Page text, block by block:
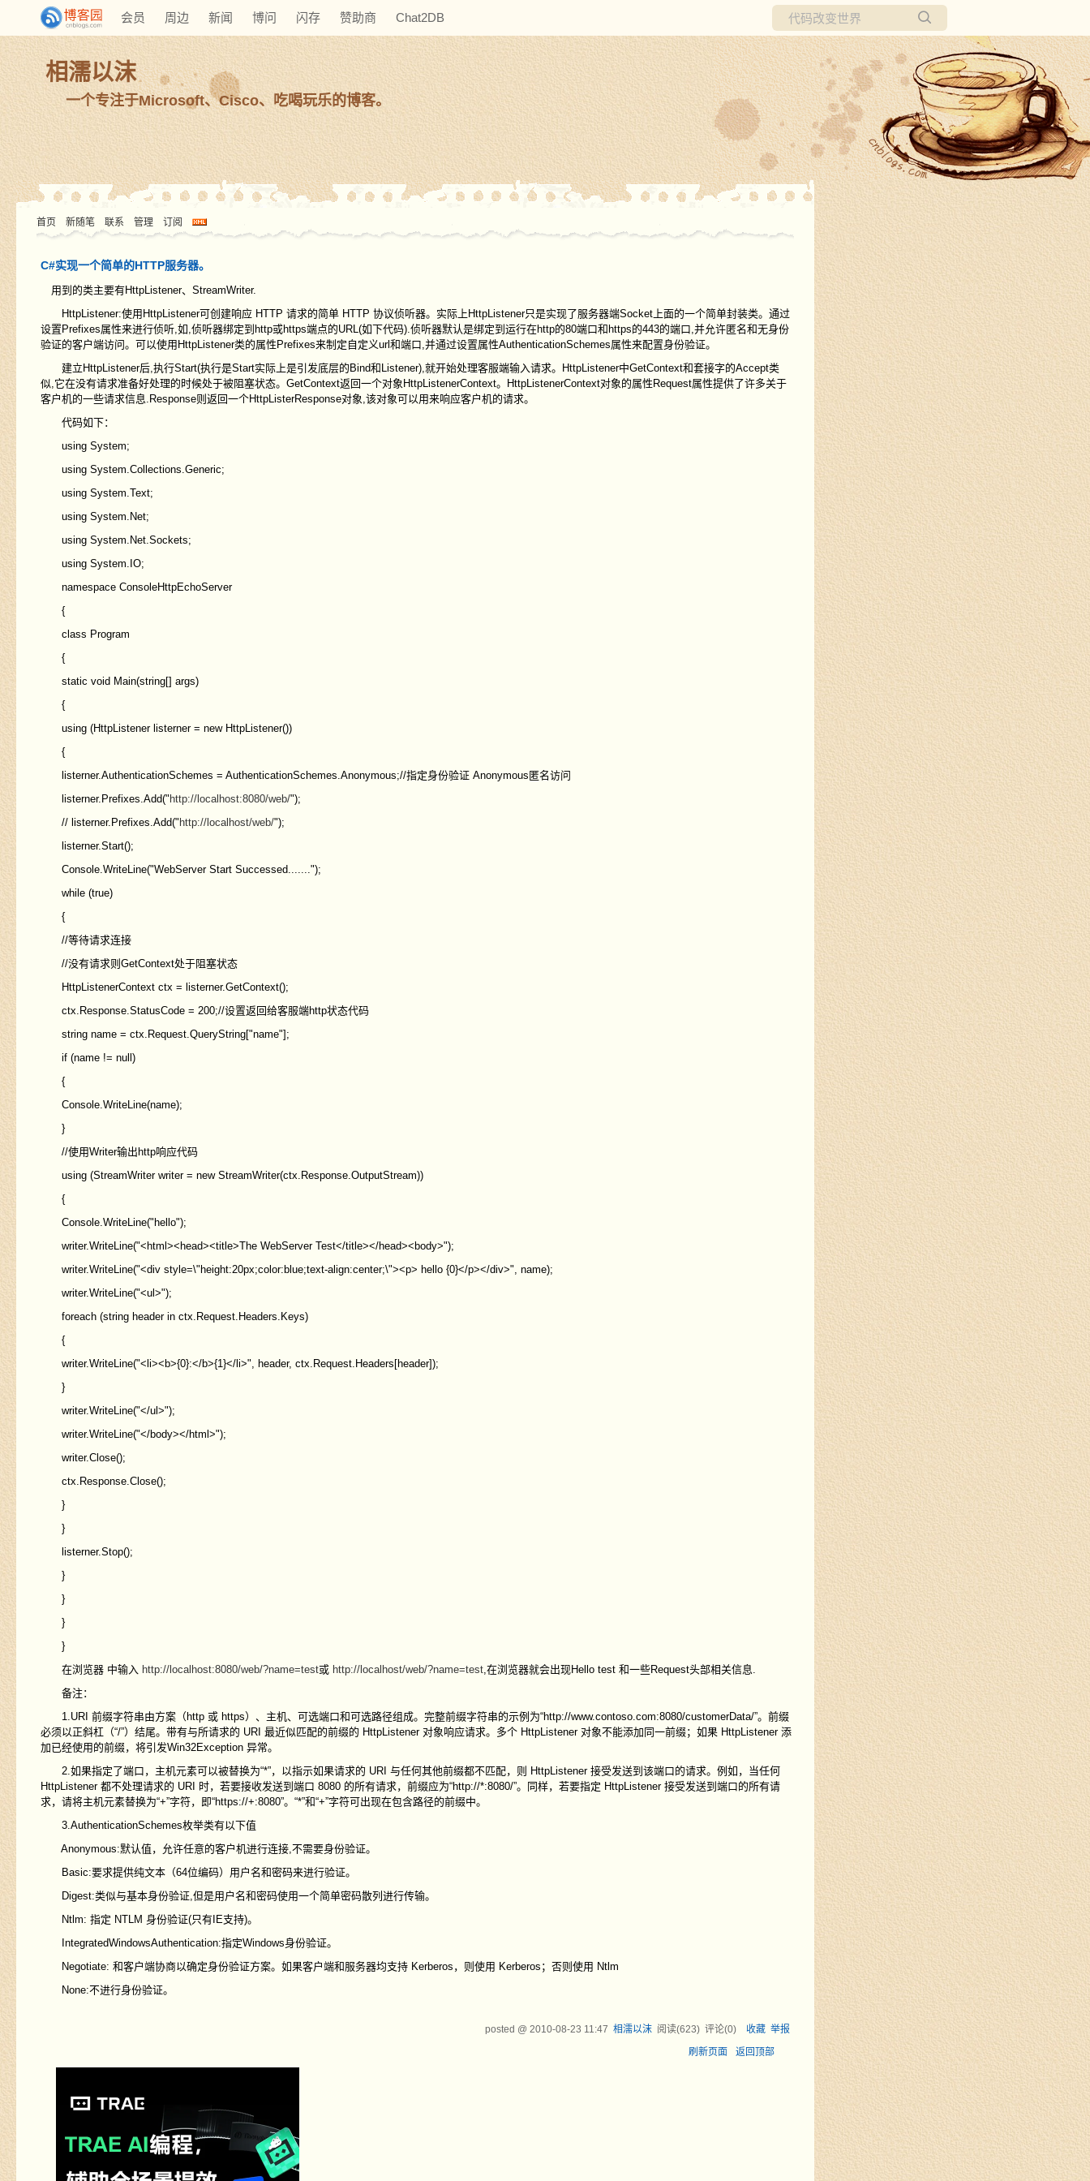
会员 周边 新闻 博问 闪存 赞助商 Chat2DB
所有博客
当前博客
相濡以沫
一个专注于Microsoft、Cisco、吃喝玩乐的博客。
首页 新随笔 联系 管理 订阅
C#实现一个简单的HTTP服务器。
用到的类主要有HttpListener、StreamWriter.
HttpListener:使用HttpListener可创建响应 HTTP 请求的简单 HTTP 协议侦听器。实际上HttpListener只是实现了服务器端Socket上面的一个简单封装类。通过
设置Prefixes属性来进行侦听,如,侦听器绑定到http或https端点的URL(如下代码).侦听器默认是绑定到运行在http的80端口和https的443的端口,并允许匿名和无身份
验证的客户端访问。可以使用HttpListener类的属性Prefixes来制定自定义url和端口,并通过设置属性AuthenticationSchemes属性来配置身份验证。
建立HttpListener后,执行Start(执行是Start实际上是引发底层的Bind和Listener),就开始处理客服端输入请求。HttpListener中GetContext和套接字的Accept类
似,它在没有请求准备好处理的时候处于被阻塞状态。GetContext返回一个对象HttpListenerContext。HttpListenerContext对象的属性Request属性提供了许多关于
客户机的一些请求信息.Response则返回一个HttpListerResponse对象,该对象可以用来响应客户机的请求。
代码如下：
using System;
using System.Collections.Generic;
using System.Text;
using System.Net;
using System.Net.Sockets;
using System.IO;
namespace ConsoleHttpEchoServer
{
class Program
{
static void Main(string[] args)
{
using (HttpListener listerner = new HttpListener())
{
listerner.AuthenticationSchemes = AuthenticationSchemes.Anonymous;//指定身份验证 Anonymous匿名访问
listerner.Prefixes.Add(" http://localhost:8080/web/");
// listerner.Prefixes.Add(" http://localhost/web/");
listerner.Start();
Console.WriteLine("WebServer Start Successed.......");
while (true)
{
//等待请求连接
//没有请求则GetContext处于阻塞状态
HttpListenerContext ctx = listerner.GetContext();
ctx.Response.StatusCode = 200;//设置返回给客服端http状态代码
string name = ctx.Request.QueryString["name"];
if (name != null)
{
Console.WriteLine(name);
}
//使用Writer输出http响应代码
using (StreamWriter writer = new StreamWriter(ctx.Response.OutputStream))
{
Console.WriteLine("hello");
writer.WriteLine("<html><head><title>The WebServer Test</title></head><body>");
writer.WriteLine("<div style=\"height:20px;color:blue;text-align:center;\"><p> hello {0}</p></div>", name);
writer.WriteLine("<ul>");
foreach (string header in ctx.Request.Headers.Keys)
{
writer.WriteLine("<li><b>{0}:</b>{1}</li>", header, ctx.Request.Headers[header]);
}
writer.WriteLine("</ul>");
writer.WriteLine("</body></html>");
writer.Close();
ctx.Response.Close();
}
}
listerner.Stop();
}
}
}
}
在浏览器 中输入 http://localhost:8080/web/?name=test或 http://localhost/web/?name=test,在浏览器就会出现Hello test 和一些Request头部相关信息.
备注：
1.URI 前缀字符串由方案（http 或 https）、主机、可选端口和可选路径组成。完整前缀字符串的示例为“http://www.contoso.com:8080/customerData/”。前缀
必须以正斜杠（“/”）结尾。带有与所请求的 URI 最近似匹配的前缀的 HttpListener 对象响应请求。多个 HttpListener 对象不能添加同一前缀；如果 HttpListener 添
加已经使用的前缀，将引发Win32Exception 异常。
2.如果指定了端口，主机元素可以被替换为“*”，以指示如果请求的 URI 与任何其他前缀都不匹配，则 HttpListener 接受发送到该端口的请求。例如，当任何
HttpListener 都不处理请求的 URI 时，若要接收发送到端口 8080 的所有请求，前缀应为“http://*:8080/”。同样，若要指定 HttpListener 接受发送到端口的所有请
求，请将主机元素替换为“+”字符，即“https://+:8080”。“*”和“+”字符可出现在包含路径的前缀中。
3.AuthenticationSchemes枚举类有以下值
Anonymous:默认值，允许任意的客户机进行连接,不需要身份验证。
Basic:要求提供纯文本（64位编码）用户名和密码来进行验证。
Digest:类似与基本身份验证,但是用户名和密码使用一个简单密码散列进行传输。
Ntlm: 指定 NTLM 身份验证(只有IE支持)。
IntegratedWindowsAuthentication:指定Windows身份验证。
Negotiate: 和客户端协商以确定身份验证方案。如果客户端和服务器均支持 Kerberos，则使用 Kerberos；否则使用 Ntlm
None:不进行身份验证。
posted @2010-08-23 11:47 相濡以沫 阅读(623) 评论(0) 收藏 举报
刷新页面
返回顶部